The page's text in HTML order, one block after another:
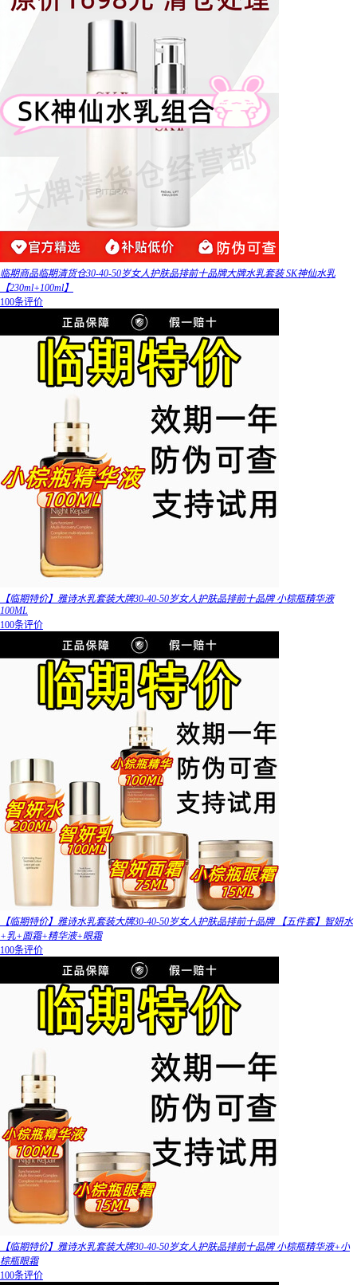
临期商品临期清货仓30-40-50岁女人护肤品排前十品牌大牌水乳套装 SK神仙水乳
【230ml+100ml】
100条评价
【临期特价】雅诗水乳套装大牌30-40-50岁女人护肤品排前十品牌 小棕瓶精华液
100ML
100条评价
【临期特价】雅诗水乳套装大牌30-40-50岁女人护肤品排前十品牌 【五件套】智妍水
+乳+面霜+精华液+眼霜
100条评价
【临期特价】雅诗水乳套装大牌30-40-50岁女人护肤品排前十品牌 小棕瓶精华液+小
棕瓶眼霜
100条评价